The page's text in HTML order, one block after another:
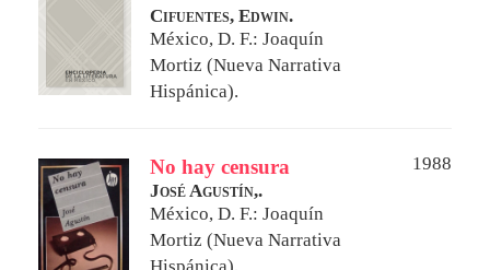
Cifuentes, Edwin.
México, D. F.: Joaquín
Mortiz (Nueva Narrativa
Hispánica).
No hay censura
1988
José Agustín,.
México, D. F.: Joaquín
Mortiz (Nueva Narrativa